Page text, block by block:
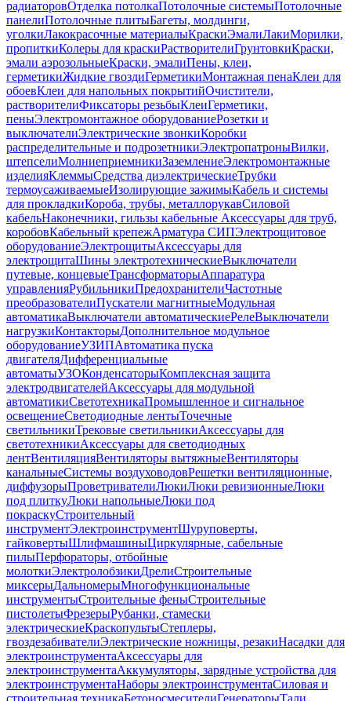
радиаторовОтделка потолкаПотолочные системыПотолочные
панелиПотолочные плитыБагеты, молдинги,
уголкиЛакокрасочные материалыКраскиЭмалиЛакиМорилки,
пропиткиКолеры для краскиРастворителиГрунтовкиКраски,
эмали аэрозольныеКраски, эмалиПены, клеи,
герметикиЖидкие гвоздиГерметикиМонтажная пенаКлеи для
обоевКлеи для напольных покрытийОчистители,
растворителиФиксаторы резьбыКлеиГерметики,
пеныЭлектромонтажное оборудованиеРозетки и
выключателиЭлектрические звонкиКоробки
распределительные и подрозетникиЭлектропатроныВилки,
штепселиМолниеприемникиЗаземлениеЭлектромонтажные
изделияКлеммыСредства диэлектрическиеТрубки
термоусаживаемыеИзолирующие зажимыКабель и системы
для прокладкиКороба, трубы, металлорукавСиловой
кабельНаконечники, гильзы кабельные Аксессуары для труб,
коробовКабельный крепежАрматура СИПЭлектрощитовое
оборудованиеЭлектрощитыАксессуары для
электрощитаШины электротехническиеВыключатели
путевые, концевыеТрансформаторыАппаратура
управленияРубильникиПредохранителиЧастотные
преобразователиПускатели магнитныеМодульная
автоматикаВыключатели автоматическиеРелеВыключатели
нагрузкиКонтакторыДополнительное модульное
оборудованиеУЗИПАвтоматика пуска
двигателяДифференциальные
автоматыУЗОКонденсаторыКомплексная защита
электродвигателейАксессуары для модульной
автоматикиСветотехникаПромышленное и сигнальное
освещениеСветодиодные лентыТочечные
светильникиТрековые светильникиАксессуары для
светотехникиАксессуары для светодиодных
лентВентиляцияВентиляторы вытяжныеВентиляторы
канальныеСистемы воздуховодовРешетки вентиляционные,
диффузорыПроветривателиЛюкиЛюки ревизионныеЛюки
под плиткуЛюки напольныеЛюки под
покраскуСтроительный
инструментЭлектроинструментШуруповерты,
гайковертыШлифмашиныЦиркулярные, сабельные
пилыПерфораторы, отбойные
молоткиЭлектролобзикиДрелиСтроительные
миксерыДальномерыМногофункциональные
инструментыСтроительные феныСтроительные
пистолетыФрезерыРубанки, стамески
электрическиеКраскопультыСтеплеры,
гвоздезабивателиЭлектрические ножницы, резакиНасадки для
электроинструментаАксессуары для
электроинструментаАккумуляторы, зарядные устройства для
электроинструментаНаборы электроинструментаСиловая и
строительная техникаБетоносмесителиГенераторыТали,